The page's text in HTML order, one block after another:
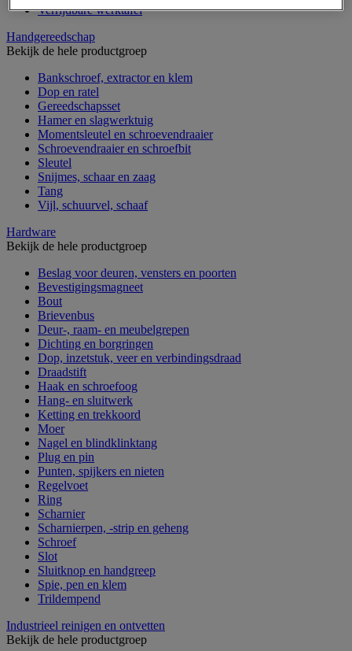
Verrijdbare werktafel
Handgereedschap
Bekijk de hele productgroep
Bankschroef, extractor en klem
Dop en ratel
Gereedschapsset
Hamer en slagwerktuig
Momentsleutel en schroevendraaier
Schroevendraaier en schroefbit
Sleutel
Snijmes, schaar en zaag
Tang
Vijl, schuurvel, schaaf
Hardware
Bekijk de hele productgroep
Beslag voor deuren, vensters en poorten
Bevestigingsmagneet
Bout
Brievenbus
Deur-, raam- en meubelgrepen
Dichting en borgringen
Dop, inzetstuk, veer en verbindingsdraad
Draadstift
Haak en schroefoog
Hang- en sluitwerk
Ketting en trekkoord
Moer
Nagel en blindklinktang
Plug en pin
Punten, spijkers en nieten
Regelvoet
Ring
Scharnier
Scharnierpen, -strip en geheng
Schroef
Slot
Sluitknop en handgreep
Spie, pen en klem
Trildempend
Industrieel reinigen en ontvetten
Bekijk de hele productgroep